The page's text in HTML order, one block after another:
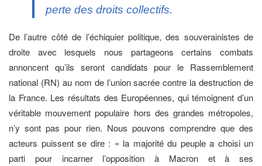
perte des droits collectifs.
De l’autre côté de l’échiquier politique, des souverainistes de
droite avec lesquels nous partageons certains combats
annoncent qu’ils seront candidats pour le Rassemblement
national (RN) au nom de l’union sacrée contre la destruction de
la France. Les résultats des Européennes, qui témoignent d’un
véritable mouvement populaire hors des grandes métropoles,
n’y sont pas pour rien. Nous pouvons comprendre que des
acteurs puissent se dire : « la majorité du peuple a choisi un
parti pour incarner l’opposition à Macron et à ses